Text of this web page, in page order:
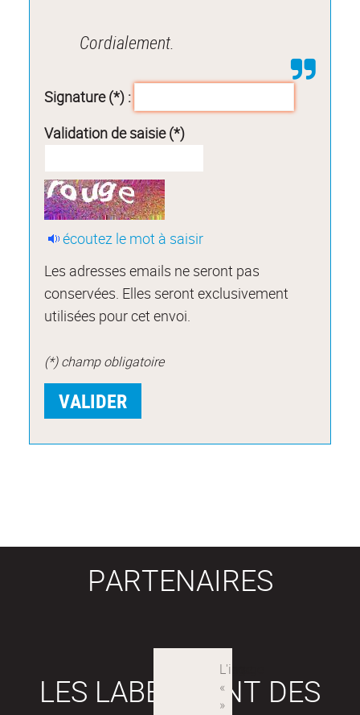
Cordialement.
Signature (*) :
Validation de saisie (*)
écoutez le mot à saisir
Les adresses emails ne seront pas
conservées. Elles seront exclusivement
utilisées pour cet envoi.
(*) champ obligatoire
PARTENAIRES
LES LABEX SONT DES